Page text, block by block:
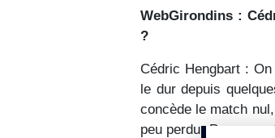
WebGirondins :
?
Cédric Hengbart :
le dur depuis
concède le match
peu perdu. Par